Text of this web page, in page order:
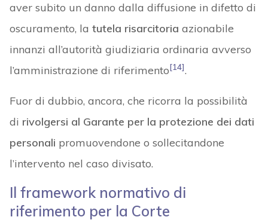
aver subito un danno dalla diffusione in difetto di
oscuramento, la tutela risarcitoria azionabile
innanzi all’autorità giudiziaria ordinaria avverso
l’amministrazione di riferimento[14].
Fuor di dubbio, ancora, che ricorra la possibilità
di rivolgersi al Garante per la protezione dei dati
personali promuovendone o sollecitandone
l’intervento nel caso divisato.
Il framework normativo di
riferimento per la Corte